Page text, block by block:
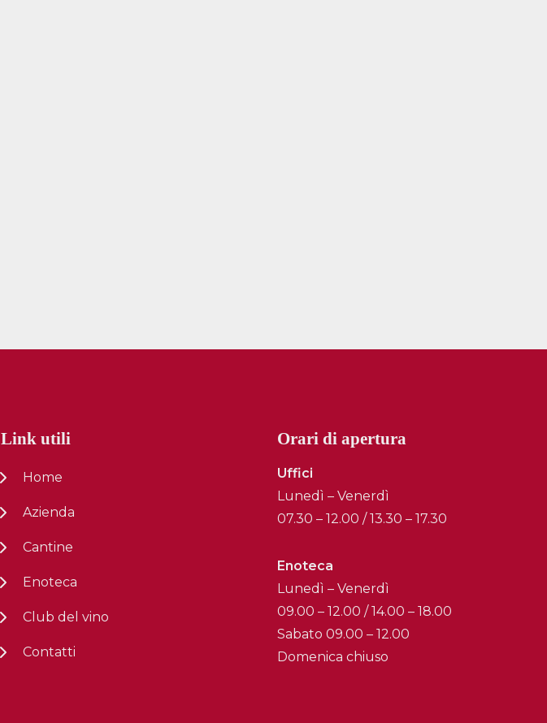
Link utili
Home
Azienda
Cantine
Enoteca
Club del vino
Contatti
Orari di apertura
Uffici
Lunedì – Venerdì
07.30 – 12.00 / 13.30 – 17.30
Enoteca
Lunedì – Venerdì
09.00 – 12.00 / 14.00 – 18.00
Sabato 09.00 – 12.00
Domenica chiuso